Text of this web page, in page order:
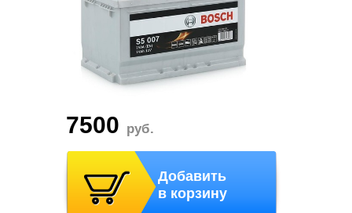
7500 руб.
Добавить
в корзину